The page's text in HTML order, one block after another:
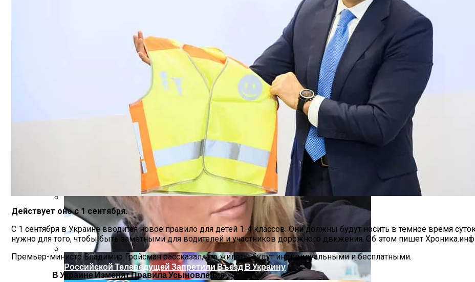
На Какую Зарплату Могут Рассчитывать Украинцы За Рубежом: Советы Для Беженцев
Индия Не Будет Спрашивать Разрешения На Запуск Моделей ИИ
Вредно, Но Выгодно: В США Запрет На Асбест Приняли Только Сейчас
В Зоне ООС Ранен Один Украинский Воин
Российской Телеведущей Запретили Въезд В Украину
Действует оно с 1 сентября.
С 1 сентября в Украине вводится новое правило для детей 1-4 классов. Они должны будут носить в темное время
нужно для того, чтобы быть заметными для водителей и участников дорожного движения. Об этом пишет
Премьер-министр Владимир Гройсман рассказал, что жилеты будут индивидуальными и бесплатными.
В Украине Изменят Правила Усыновления